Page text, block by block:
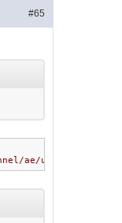
#65
userloss/